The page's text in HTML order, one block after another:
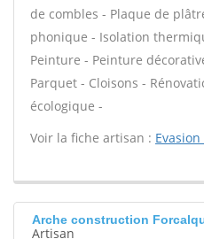
de combles - Plaque de
phonique - Isolation
Peinture - Peinture
Parquet - Cloisons -
écologique -
Voir la fiche artisan :
Arche construction
Artisan